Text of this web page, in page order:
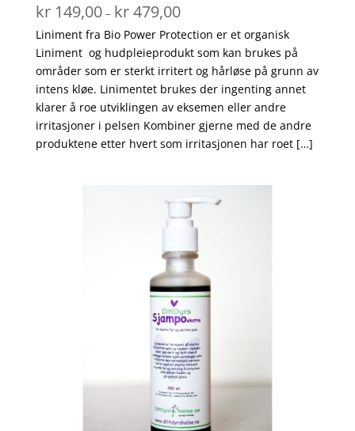
kr149,00 – kr479,00Prisområde:
til
kr 479,00
Liniment fra Bio Power Protection er et organisk
Liniment og hudpleieprodukt som kan brukes på
områder som er sterkt irritert og hårløse på grunn av
intens kløe. Linimentet brukes der ingenting annet
klarer å roe utviklingen av eksemen eller andre
irritasjoner i pelsen Kombiner gjerne med de andre
produktene etter hvert som irritasjonen har roet […]